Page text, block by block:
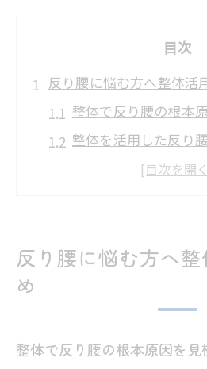
目次
反り腰に悩む方へ整体活
整体で反り腰の根本
整体を活用した反り
反り腰に整体が有効
法
整体の知識を活かし
反り腰に悩む方へ
め
整体で反り腰の根本原因を見